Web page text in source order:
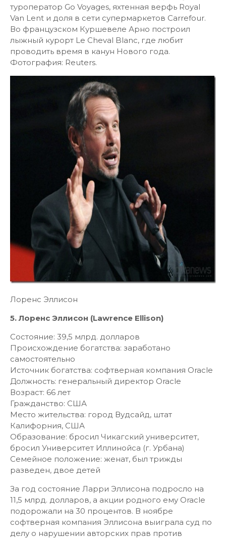
туроператор Go Voyages, яхтенная верфь Royal
Van Lent и доля в сети супермаркетов Carrefour.
Во французском Куршевеле Арно построил
лыжный курорт Le Cheval Blanc, где любит
проводить время в канун Нового года.
Фотография: Reuters.
Лоренс Эллисон
5. Лоренс Эллисон (Lawrence Ellison)
Состояние: 39,5 млрд. долларов
Происхождение богатства: заработано
самостоятельно
Источник богатства: софтверная компания Oracle
Должность: генеральный директор Oracle
Возраст: 66 лет
Гражданство: США
Место жительства: город Вудсайд, штат
Калифорния, США
Образование: бросил Чикагский университет,
бросил Университет Иллинойса (г. Урбана)
Семейное положение: женат, был трижды
разведен, двое детей
За год состояние Ларри Эллисона подросло на
11,5 млрд. долларов, а акции родного ему Oracle
подорожали на 30 процентов. В ноябре
софтверная компания Эллисона выиграла суд по
делу о нарушении авторских прав против